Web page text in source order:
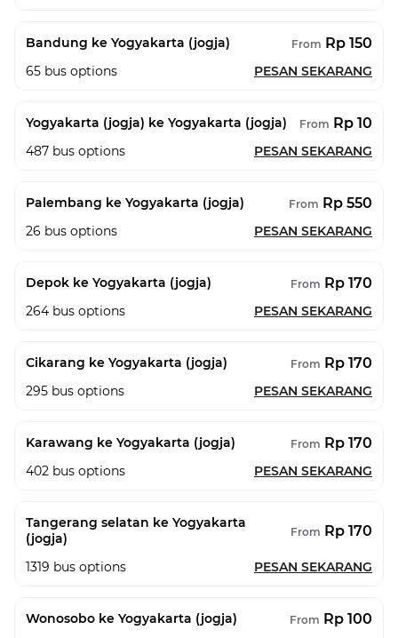
Bandung ke Yogyakarta (jogja) From Rp 150
65 bus options PESAN SEKARANG
Yogyakarta (jogja) ke Yogyakarta (jogja) From Rp 10
487 bus options PESAN SEKARANG
Palembang ke Yogyakarta (jogja) From Rp 550
26 bus options PESAN SEKARANG
Depok ke Yogyakarta (jogja) From Rp 170
264 bus options PESAN SEKARANG
Cikarang ke Yogyakarta (jogja) From Rp 170
295 bus options PESAN SEKARANG
Karawang ke Yogyakarta (jogja) From Rp 170
402 bus options PESAN SEKARANG
Tangerang selatan ke Yogyakarta
(jogja)
From Rp 170
1319 bus options PESAN SEKARANG
Wonosobo ke Yogyakarta (jogja) From Rp 100